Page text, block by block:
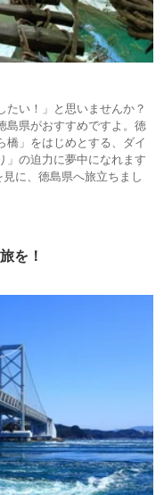
たい！」と思いませんか？
島県がおすすめですよ。徳
橋」をはじめとする、ダイ
」の迫力に夢中になれます
に、徳島県へ旅立ちまし
を！